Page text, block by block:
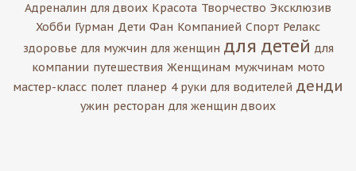
Адреналин для двоих Красота Творчество Эксклюзив
Хобби Гурман Дети Фан Компанией Спорт Релакс
здоровье для мужчин для женщин для детей для
компании путешествия Женщинам мужчинам мото
мастер-класс полет планер 4 руки для водителей денди
ужин ресторан для женщин двоих